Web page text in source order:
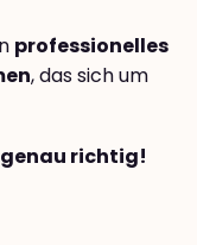
professionelles
, das sich um
genau richtig!